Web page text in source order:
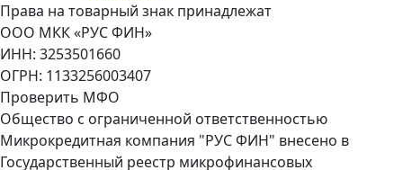
Права на товарный знак принадлежат
ООО МКК «РУС ФИН»
ИНН: 3253501660
ОГРН: 1133256003407
Проверить МФО
Общество с ограниченной ответственностью
Микрокредитная компания "РУС ФИН" внесено в
Государственный реестр микрофинансовых